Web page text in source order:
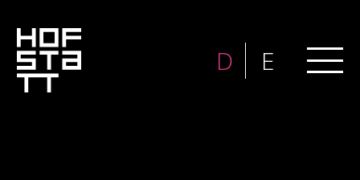
D E
DEPOT
EDEKA
FITNESS FIRST